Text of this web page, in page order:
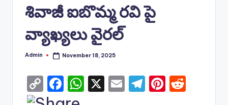
శివాజీ ఐబొమ్మ రవి పై
వ్యాఖ్యలు వైరల్
Posted
Admin November 18, 2025
C
o
F
a
W X
E
T
Pi